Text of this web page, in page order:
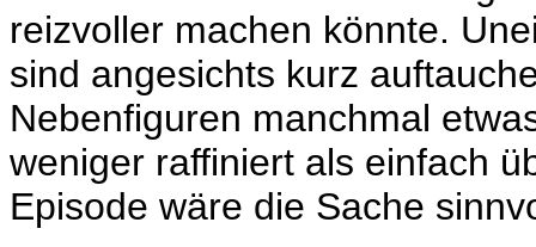
reizvoller machen könnte.
sind angesichts kurz
Nebenfiguren manchmal
weniger raffiniert als einfach
Episode wäre die Sache